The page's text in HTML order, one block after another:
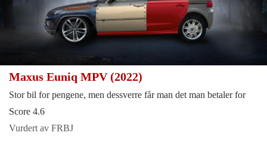
Maxus Euniq MPV (2022)
Stor bil for pengene, men dessverre får man det man betaler for
Score 4.6
Vurdert av FRBJ